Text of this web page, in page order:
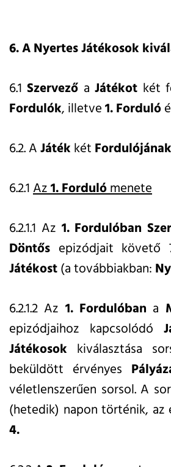
6. A Nyertes Játékosok
6.1Szervező aJátékot két
Fordulók, illetve1. Forduló
6.2. AJáték két Fordulójának
6.2.1Az1. Fordulómenete
6.2.1.1 Az 1. Fordulóban
Döntős epizódjait
Játékost(a továbbiakban:
6.2.1.2 Az 1. Fordulóban a
epizódjaihoz kapcsolódó
Játékosok kiválasztása
beküldött érvényes
véletlenszerűen sorsol. A
(hetedik) napon történik,
4.